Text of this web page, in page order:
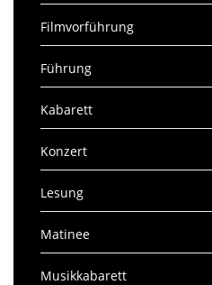
Filmvorführung
Führung
Kabarett
Konzert
Lesung
Matinee
Musikkabarett